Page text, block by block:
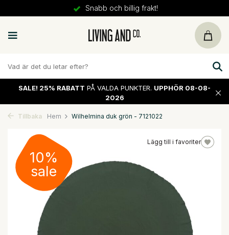
Snabb och billig frakt!
SALE! 25% RABATT PÅ VALDA PUNKTER. UPPHÖR 08-08-
2026
Tillbaka Hem Wilhelmina duk grön - 7121022
Lägg till i favoriter
10%
sale